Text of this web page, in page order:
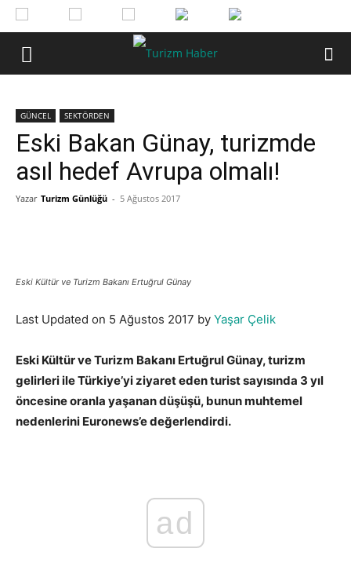
GÜNCEL SEKTÖRDEN
Eski Bakan Günay, turizmde
asıl hedef Avrupa olmalı!
Yazar Turizm Günlüğü - 5 Ağustos 2017
Eski Kültür ve Turizm Bakanı Ertuğrul Günay
Last Updated on 5 Ağustos 2017 by Yaşar Çelik
Eski Kültür ve Turizm Bakanı Ertuğrul Günay, turizm
gelirleri ile Türkiye’yi ziyaret eden turist sayısında 3 yıl
öncesine oranla yaşanan düşüşü, bunun muhtemel
nedenlerini Euronews’e değerlendirdi.
ad